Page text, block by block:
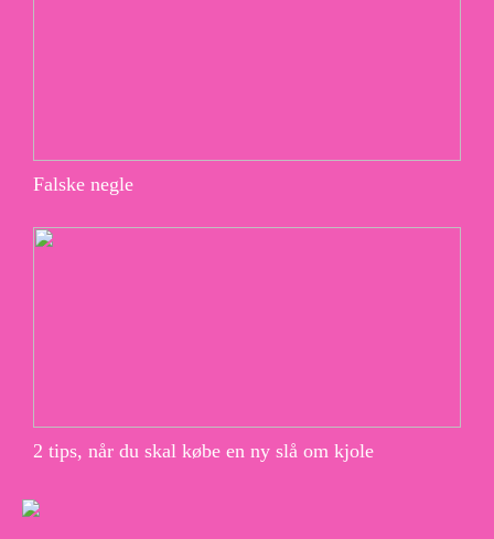
Falske negle
2 tips, når du skal købe en ny slå om kjole